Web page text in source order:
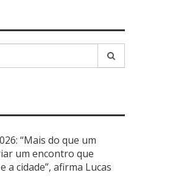
“Mais do que um
um encontro que
a cidade”, afirma Lucas